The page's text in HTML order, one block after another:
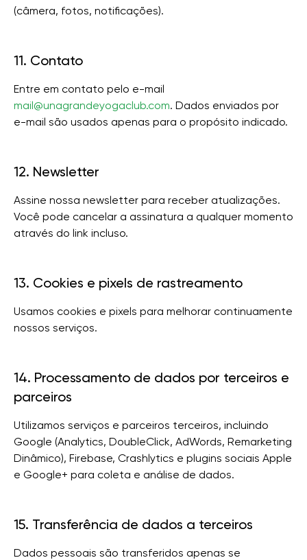
(câmera, fotos, notificações).
11. Contato
Entre em contato pelo e-mail
mail@unagrandeyogaclub.com. Dados enviados por
e-mail são usados apenas para o propósito indicado.
12. Newsletter
Assine nossa newsletter para receber atualizações.
Você pode cancelar a assinatura a qualquer momento
através do link incluso.
13. Cookies e pixels de rastreamento
Usamos cookies e pixels para melhorar continuamente
nossos serviços.
14. Processamento de dados por terceiros e
parceiros
Utilizamos serviços e parceiros terceiros, incluindo
Google (Analytics, DoubleClick, AdWords, Remarketing
Dinâmico), Firebase, Crashlytics e plugins sociais Apple
e Google+ para coleta e análise de dados.
15. Transferência de dados a terceiros
Dados pessoais são transferidos apenas se